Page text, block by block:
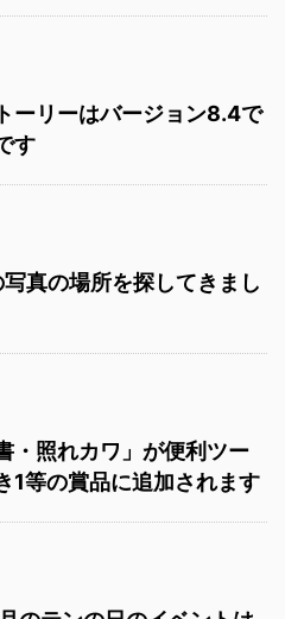
ーリーはバージョン8.4で
す
真の場所を探してきまし
・照れカワ」が便利ツー
1等の賞品に追加されます